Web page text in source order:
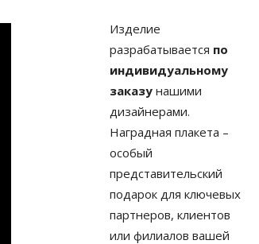
Изделие
разрабатывается по
индивидуальному
заказу нашими
дизайнерами.
Наградная плакета –
особый
представительский
подарок для ключевых
партнеров, клиентов
или филиалов вашей